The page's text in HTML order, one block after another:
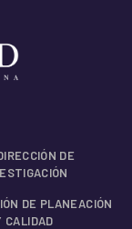
DE
DE PLANEACIÓN
CALIDAD